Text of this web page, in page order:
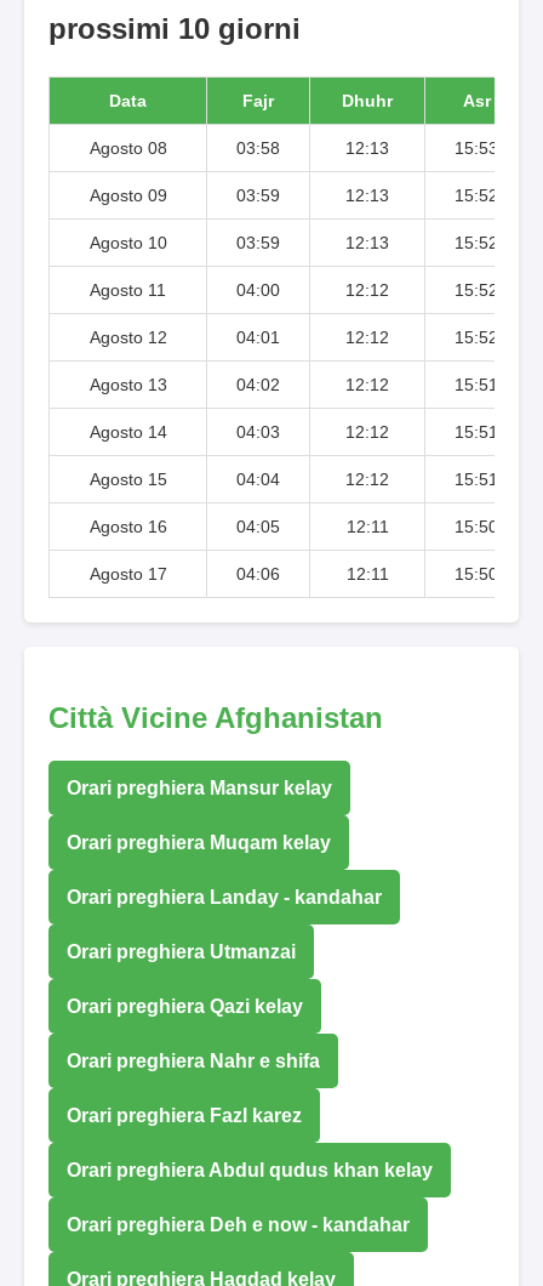
prossimi 10 giorni
Data Fajr Dhuhr Asr
Agosto 08 03:58 12:13 15:53
Agosto 09 03:59 12:13 15:52
Agosto 10 03:59 12:13 15:52
Agosto 11 04:00 12:12 15:52
Agosto 12 04:01 12:12 15:52
Agosto 13 04:02 12:12 15:51
Agosto 14 04:03 12:12 15:51
Agosto 15 04:04 12:12 15:51
Agosto 16 04:05 12:11 15:50
Agosto 17 04:06 12:11 15:50
Città Vicine Afghanistan
Orari preghiera Mansur kelay
Orari preghiera Muqam kelay
Orari preghiera Landay - kandahar
Orari preghiera Utmanzai
Orari preghiera Qazi kelay
Orari preghiera Nahr e shifa
Orari preghiera Fazl karez
Orari preghiera Abdul qudus khan kelay
Orari preghiera Deh e now - kandahar
Orari preghiera Haqdad kelay